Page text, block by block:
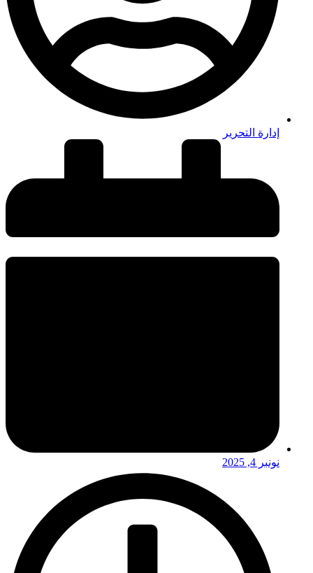
إدارة التحرير
نونبر 4, 2025